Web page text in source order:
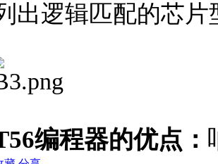
出逻辑匹配的芯片
编程器的优点：